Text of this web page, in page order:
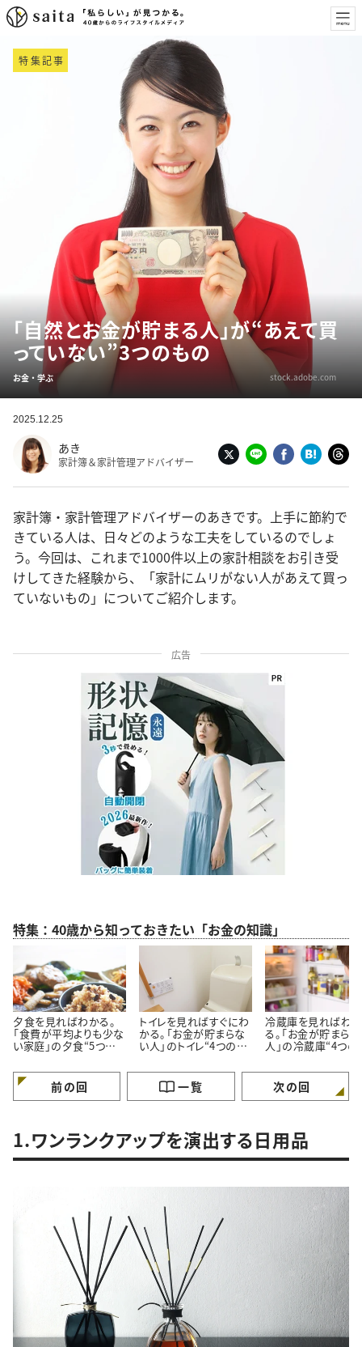
特集記事
「自然とお金が貯まる人」が“あえて買
っていない”3つのもの
お金・学ぶ stock.adobe.com
2025.12.25
あき
家計簿＆家計管理アドバイザー
家計簿・家計管理アドバイザーのあきです。上手に節約で
きている人は、日々どのような工夫をしているのでしょ
う。今回は、これまで1000件以上の家計相談をお引き受
けしてきた経験から、「家計にムリがない人があえて買っ
ていないもの」についてご紹介します。
広告
特集：40歳から知っておきたい「お金の知識」
夕食を見ればわかる。
「食費が平均よりも少な
い家庭」の夕食“5つの
トイレを見ればすぐにわ
かる。「お金が貯まらな
い人」のトイレ“4つの特
冷蔵庫を見ればわか
る。「お金が貯まら
人」の冷蔵庫“4つの
前の回 一覧 次の回
1.ワンランクアップを演出する日用品